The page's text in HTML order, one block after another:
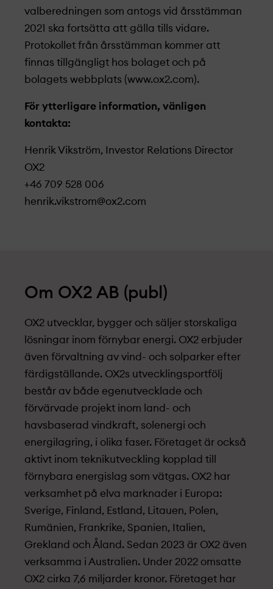
valberedningen som antogs vid årsstämman
2021 ska fortsätta att gälla tills vidare.
Protokollet från årsstämman kommer att
finnas tillgängligt hos bolaget och på
bolagets webbplats (www.ox2.com).
För ytterligare information, vänligen
kontakta:
Henrik Vikström, Investor Relations Director
OX2
+46 709 528 006
henrik.vikstrom@ox2.com
Om OX2 AB (publ)
OX2 utvecklar, bygger och säljer storskaliga
lösningar inom förnybar energi. OX2 erbjuder
även förvaltning av vind- och solparker efter
färdigställande. OX2s utvecklingsportfölj
består av både egenutvecklade och
förvärvade projekt­ inom land- och
havsbaserad vindkraft, solenergi och
energilagring, i olika faser. Företaget är också
aktivt inom teknikutveckling kopplad till
förnybara energislag som vätgas. OX2 har
verksamhet på elva marknader i Europa:
Sverige, Finland, Estland, Litauen, Polen,
Rumänien, Frankrike, Spanien, Italien,
Grekland och Åland. Sedan 2023 är OX2 även
verksamma i Australien. Under 2022 omsatte
OX2 cirka 7,6 miljarder kronor. Företaget har